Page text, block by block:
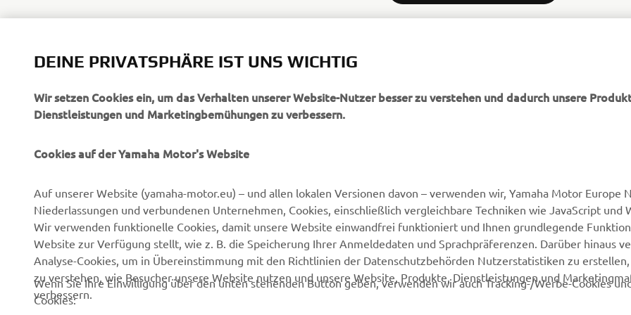
UNTERNEHMEN
Über uns
Veranstaltungen
Presse
Kataloge
Arbeiten bei Yamaha
Händler werden
B2B
eBike Antriebe
Golfplätze
Rettungsdienste
Fahrschulen
Robotics
MEHR YAMAHA
Yamaha Racing
Yamaha Motor Global
Mobile Applikationen
Buche Deinen
Wartungstermin
Impressum
Yamaha-Händler finden
Entsorgung von
DEINE PRIVATSPHÄRE IST UNS WICHTIG
Wir setzen Cookies ein, um das Verhalten unserer Website-Nutzer besser zu verstehen und dadurch unsere
Dienstleistungen und Marketingbemühungen zu verbessern.
Cookies auf der Yamaha Motor's Website
Auf unserer Website (yamaha-motor.eu) – und allen lokalen Versionen davon – verwenden wir, Yamaha Motor Europe
Website zur Verfügung stellt, wie z. B. die Speicherung Ihrer Anmeldedaten und Sprachpräferenzen. Darüber hinaus
Analyse-Cookies, um in Übereinstimmung mit den Richtlinien der Datenschutzbehörden Nutzerstatistiken zu erstellen,
zu verstehen, wie Besucher unsere Website nutzen und unsere Website, Produkte, Dienstleistungen und
verbessern.
Wenn Sie Ihre Einwilligung über den unten stehenden Button geben, verwenden wir auch Tracking-/Werbe-Cookies und
Cookies:
Tracking/Werbe-Cookies verwenden wir, um Ihnen relevante Werbung für unsere Produkte und Dienstleistungen